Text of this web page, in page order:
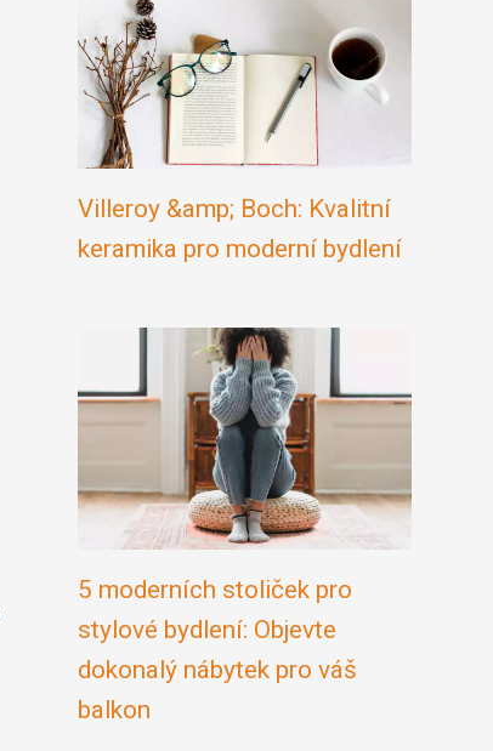
Villeroy &amp; Boch: Kvalitní
keramika pro moderní bydlení
5 moderních stoliček pro
stylové bydlení: Objevte
dokonalý nábytek pro váš
balkon